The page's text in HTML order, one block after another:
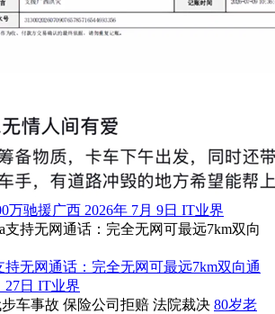
万驰援广西 2026年 7月 9日 IT业界
持无网通话：完全无网可最远7km双向通
27日 IT业界
80岁老